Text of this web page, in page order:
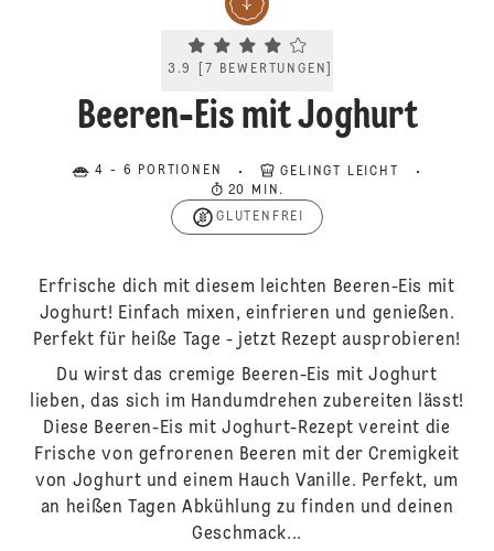
Current rating 3.9. Click to rate.
3.9 7 BEWERTUNGEN
Beeren-Eis mit Joghurt
4 - 6 PORTIONEN
GELINGT LEICHT
20 MIN.
GLUTENFREI
Erfrische dich mit diesem leichten Beeren-Eis mit
Joghurt! Einfach mixen, einfrieren und genießen.
Perfekt für heiße Tage - jetzt Rezept ausprobieren!
Du wirst das cremige Beeren-Eis mit Joghurt
lieben, das sich im Handumdrehen zubereiten lässt!
Diese Beeren-Eis mit Joghurt-Rezept vereint die
Frische von gefrorenen Beeren mit der Cremigkeit
von Joghurt und einem Hauch Vanille. Perfekt, um
an heißen Tagen Abkühlung zu finden und deinen
Geschmack...